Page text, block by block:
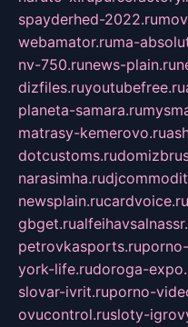
spayderhed-2022.ru
webamator.ruma-
nv-750.runews-plain.ru
dizfiles.ruyoutubefree.ru
planeta-samara.ru
matrasy-kemerovo.ru
dotcustoms.ru
narasimha.ru
newsplain.rucardvoice.ru
gbget.ru
petrovkasports.ru
york-life.rudoroga-
slovar-ivrit.ruporno-
ovucontrol.rusloty-